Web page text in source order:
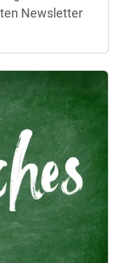
Newsletter